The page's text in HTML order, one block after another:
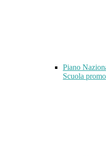
Piano
Scuola